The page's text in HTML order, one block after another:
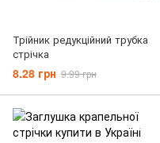
Трійник редукційний трубка
стрічка
8.28 грн 9.99 грн